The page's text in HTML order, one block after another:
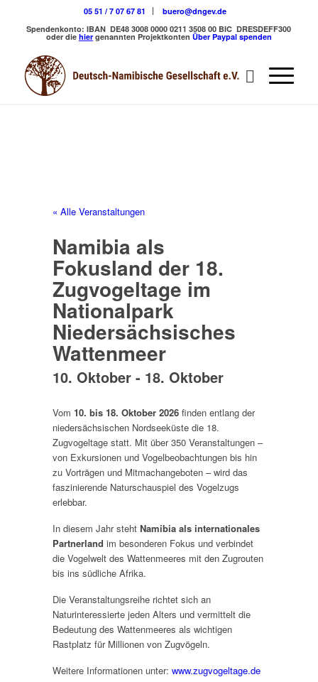
05 51 / 7 07 67 81
buero@dngev.de
Spendenkonto: IBAN DE48 3008 0000 0211 3508 00 BIC DRESDEFF300
oder die hiergenannten Projektkonten Über Paypal spenden
« Alle Veranstaltungen
Namibia als
Fokusland der 18.
Zugvogeltage im
Nationalpark
Niedersächsisches
Wattenmeer
10. Oktober- 18. Oktober
Vom 10. bis 18. Oktober 2026finden entlang der
niedersächsischen Nordseeküste die 18.
Zugvogeltage statt. Mit über 350 Veranstaltungen –
von Exkursionen und Vogelbeobachtungen bis hin
zu Vorträgen und Mitmachangeboten – wird das
faszinierende Naturschauspiel des Vogelzugs
erlebbar.
In diesem Jahr steht Namibia als internationales
Partnerland im besonderen Fokus und verbindet
die Vogelwelt des Wattenmeeres mit den Zugrouten
bis ins südliche Afrika.
Die Veranstaltungsreihe richtet sich an
Naturinteressierte jeden Alters und vermittelt die
Bedeutung des Wattenmeeres als wichtigen
Rastplatz für Millionen von Zugvögeln.
Weitere Informationen unter: www.zugvogeltage.de